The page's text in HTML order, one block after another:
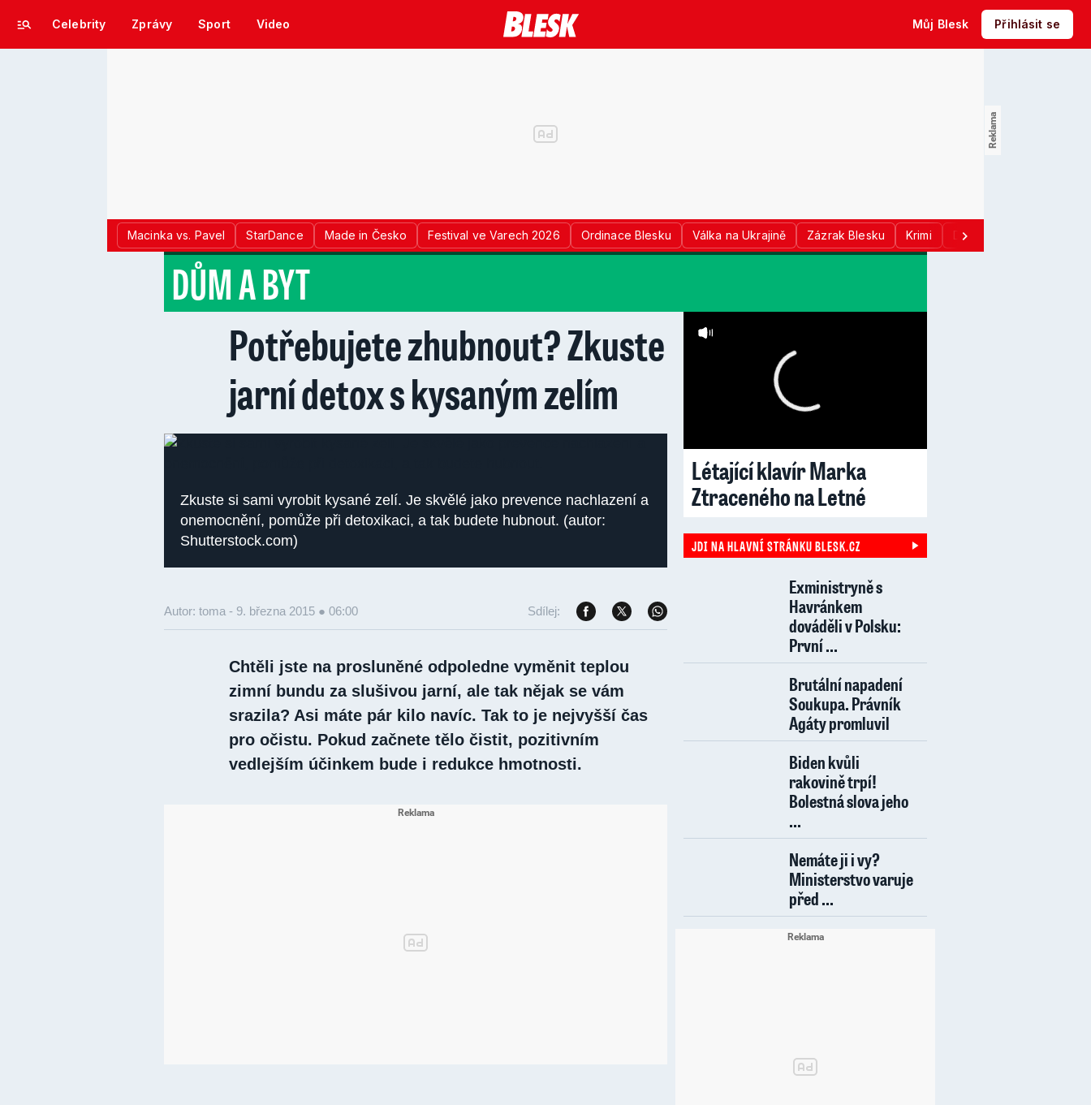
Celebrity Zprávy Sport Video Můj Blesk Přihlásit se
Macinka vs. Pavel StarDance Made in Česko Festival ve Varech 2026 Ordinace Blesku Válka na Ukrajině Zázrak Blesku Krimi Donald Trump
DŮM A BYT
Potřebujete zhubnout? Zkuste
jarní detox s kysaným zelím
Zkuste si sami vyrobit kysané zelí. Je skvělé jako prevence nachlazení a
onemocnění, pomůže při detoxikaci, a tak budete hubnout. (autor:
Shutterstock.com)
Autor: toma - 9. března 2015 ● 06:00 Sdílej:
Chtěli jste na prosluněné odpoledne vyměnit teplou
zimní bundu za slušivou jarní, ale tak nějak se vám
srazila? Asi máte pár kilo navíc. Tak to je nejvyšší čas
pro očistu. Pokud začnete tělo čistit, pozitivním
vedlejším účinkem bude i redukce hmotnosti.
Létající klavír Marka
Ztraceného na Letné
JDI NA HLAVNÍ STRÁNKU BLESK.CZ
Exministryně s
Havránkem
dováděli v Polsku:
První ...
Brutální napadení
Soukupa. Právník
Agáty promluvil
Biden kvůli
rakovině trpí!
Bolestná slova jeho
...
Nemáte ji i vy?
Ministerstvo varuje
před ...